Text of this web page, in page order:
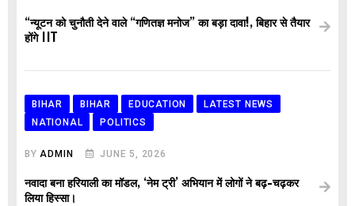
“न्यूटन को चुनौती देने वाले “गणितज्ञ मनोज” का बड़ा दावा!, बिहार से तैयार
होंगे IIT
BIHAR BIHAR EDUCATION
LATEST NEWS
NATIONAL
POLITICS
BY ADMIN JUNE 5, 2026
नवादा बना हरियाली का मॉडल, ‘नेम ट्री’ अभियान में लोगों ने बढ़-चढ़कर
लिया हिस्सा।